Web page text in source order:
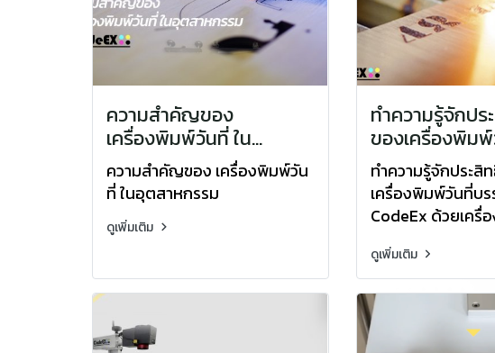
ความสำคัญของ
เครื่องพิมพ์วันที่ ใน
อุตสาหกรรม
ความสำคัญของ เครื่องพิมพ์วัน
ที่ ในอุตสาหกรรม
ดูเพิ่มเติม
ทำความรู้จักป
ของเครื่องพิม
ภัณฑ์จาก
เครื่องพิมพ์
ทำความรู้จักประสิ
เครื่องพิมพ์วันที่บ
CodeEx ด้วยเครื่
ดูเพิ่มเติม